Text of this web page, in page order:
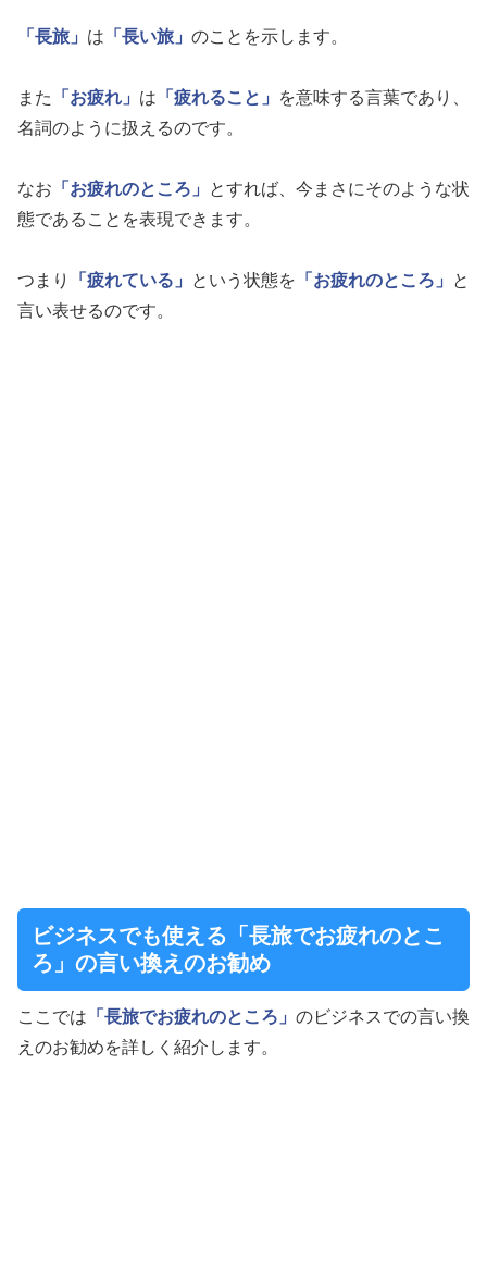
「長旅」 は 「長い旅」 のことを示します。
また 「お疲れ」 は 「疲れること」
を意味する言葉であり、
名詞のように扱えるのです。
なお 「お疲れのところ」
とすれば、今まさにそのような状
態であることを表現できます。
つまり 「疲れている」 という状態を 「お疲れのところ」
と
言い表せるのです。
ビジネスでも使える「長旅でお疲れのとこ
ろ」の言い換えのお勧め
ここでは 「長旅でお疲れのところ」 のビジネスでの言い換
えのお勧めを詳しく紹介します。